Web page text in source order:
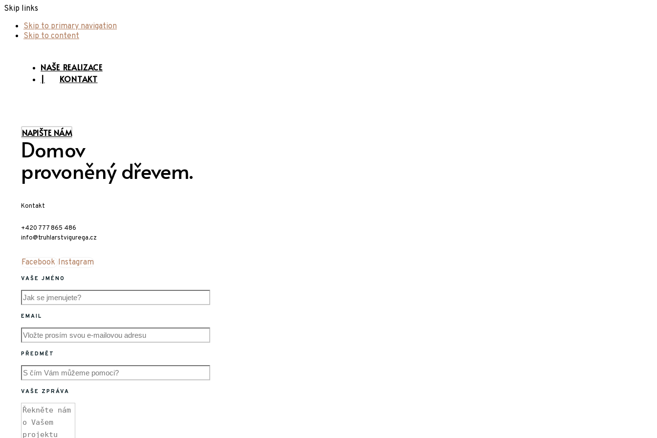
Skip links
Skip to primary navigation
Skip to content
NAŠE REALIZACE
|
KONTAKT
NAPIŠTE NÁM
Domov
provoněný dřevem.
Kontakt
+420 777 865 486
info@truhlarstvigurega.cz
Facebook Instagram
VAŠE JMÉNO
EMAIL
PŘEDMĚT
VAŠE ZPRÁVA